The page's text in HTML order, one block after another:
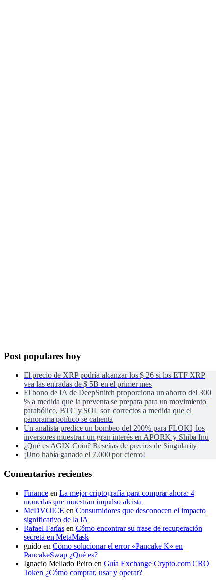
Post populares hoy
El precio de XRP podría alcanzar los $ 26 si los ETF XRP
vea las entradas de $ 5B en el primer mes
El bono de IA de DeepSnitch proporciona un ahorro del 300
% a medida que la preventa se prepara para un movimiento
parabólico, BTC y SOL son correctos a medida que el
panorama político se calienta
Un analista predice un bombeo del 200% para FLOKI, los
inversores muestran un gran interés en APORK y Shiba Inu
¿Qué es AGIX Coin? Reseñas de precios de Singularity
¡Uno había ganado el 7.000 por ciento!
Comentarios recientes
Finance en La mejor criptografía para comprar ahora: 4
monedas que muestran impulso alcista
McDVOICE en Consumidores que desconocen el impacto
significativo de la IA
Rafael Farías en Cómo encontrar su frase de recuperación
secreta en MetaMask
guido en Cómo solucionar el error «Pancake K» en
PancakeSwap ¿Qué es?
Ignacio Mellado Peiro en Guía Exchange Crypto.com CRO
Token ¿Cómo comprar, usar y operar?